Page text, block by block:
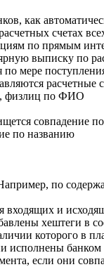
как
счетах
по прямым
выписку по
мере
расчетные
физлиц по ФИО
совпадение
по названию
по
входящих и
хештеги в
которого в
исполнены банком
если они